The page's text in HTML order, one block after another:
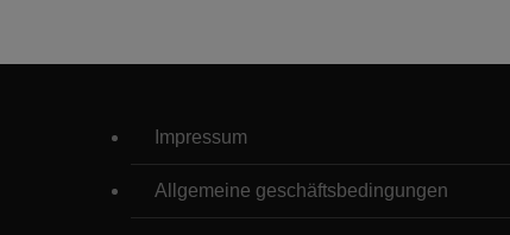
Impressum
Allgemeine geschäftsbedingungen